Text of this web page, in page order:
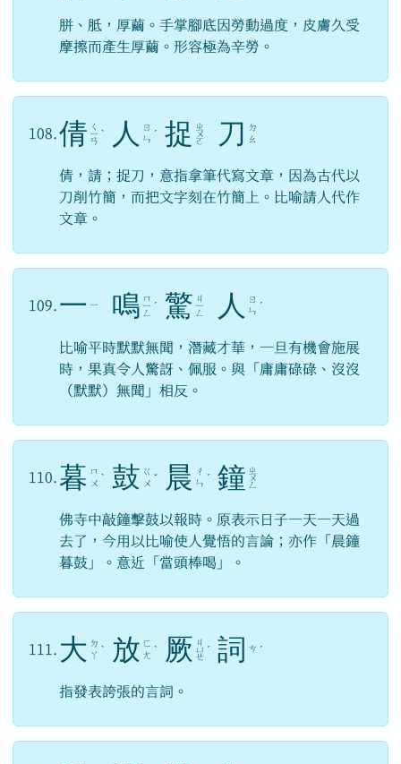
胼、胝，厚繭。手掌腳底因勞動過度，皮膚久受
摩擦而產生厚繭。形容極為辛勞。
108. 倩 ㄑ
ㄧ
ㄢ
ˋ 人
ㄖ
ㄣ ˊ 捉 ㄓ
ㄨ
ㄛ 刀
ㄉ
ㄠ
倩，請；捉刀，意指拿筆代寫文章，因為古代以
刀削竹簡，而把文字刻在竹簡上。比喻請人代作
文章。
109. 一 ㄧ 鳴 ㄇ
ㄧ
ㄥ
ˊ 驚 ㄐ
ㄧ
ㄥ 人
ㄖ
ㄣ ˊ
比喻平時默默無聞，潛藏才華，一旦有機會施展
時，果真令人驚訝、佩服。與「庸庸碌碌、沒沒
（默默）無聞」相反。
110. 暮 ㄇ
ㄨ ˋ 鼓 ㄍ
ㄨ ˇ 晨
ㄔ
ㄣ ˊ 鐘 ㄓ
ㄨ
ㄥ
佛寺中敲鐘擊鼓以報時。原表示日子一天一天過
去了，今用以比喻使人覺悟的言論；亦作「晨鐘
暮鼓」。意近「當頭棒喝」。
111. 大 ㄉ
ㄚ ˋ 放 ㄈ
ㄤ ˋ 厥 ㄐ
ㄩ
ㄝ
ˊ 詞 ㄘ ˊ
指發表誇張的言詞。